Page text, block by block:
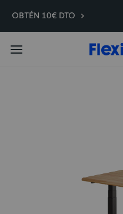
Compra antes, ahorra más |
C7 Morpher -290 €
OBTÉN 10€ DTO